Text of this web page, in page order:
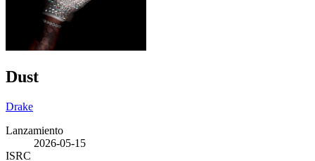
Dust
Drake
Lanzamiento
2026-05-15
ISRC